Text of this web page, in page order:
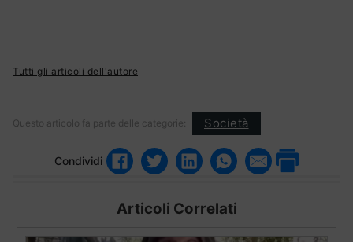
Tutti gli articoli dell'autore
Questo articolo fa parte delle categorie: Società
Condividi
Articoli Correlati